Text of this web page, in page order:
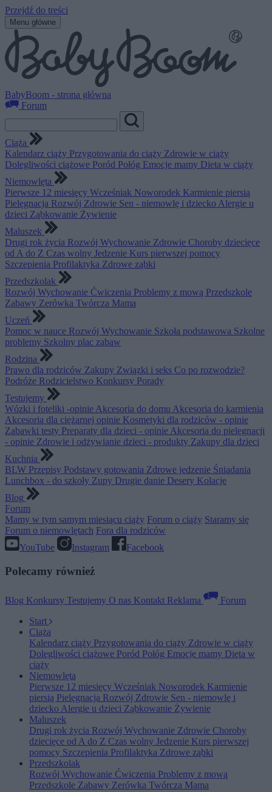
Przejdź do treści
Menu główne
BabyBoom - strona główna
Forum
Ciąża
Kalendarz ciąży Przygotowania do ciąży Zdrowie w ciąży
Dolegliwości ciążowe Poród Połóg Emocje mamy Dieta w ciąży
Niemowlęta
Pierwsze 12 miesięcy Wcześniak Noworodek Karmienie piersią
Pielęgnacja Rozwój Zdrowie Sen - niemowlę i dziecko Alergie u
dzieci Ząbkowanie Żywienie
Maluszek
Drugi rok życia Rozwój Wychowanie Zdrowie Choroby dziecięce
od A do Z Czas wolny Jedzenie Kurs pierwszej pomocy
Szczepienia Profilaktyka Zdrowe ząbki
Przedszkolak
Rozwój Wychowanie Ćwiczenia Problemy z mową Przedszkole
Zabawy Zerówka Twórcza Mama
Uczeń
Pomoc w nauce Rozwój Wychowanie Szkoła podstawowa Szkolne
problemy Szkolny plac zabaw
Rodzina
Prawo dla rodziców Zakupy Związki i seks Co po rozwodzie?
Podróże Rodzicielstwo Konkursy Porady
Testujemy
Wózki i foteliki -opinie Akcesoria do domu Akcesoria do karmienia
Akcesoria dla ciężarnej opinie Kosmetyki dla rodziców - opinie
Zabawki testy Preparaty dla dzieci - opinie Akcesoria do pielęgnacji
- opinie Zdrowie i odżywianie dzieci - produkty Zakupy dla dzieci
Kuchnia
BLW Przepisy Podstawy gotowania Zdrowe jedzenie Śniadania
Lunchbox - do szkoły Zupy Drugie danie Desery Kolacje
Blog
Forum
Mamy w tym samym miesiącu ciąży Forum o ciąży Staramy się
Forum o niemowlętach Fora dla rodziców
YouTube
Instagram Facebook
Polecamy również
Blog Konkursy Testujemy O nas Kontakt Reklama
Forum
Start
Ciąża
Kalendarz ciąży Przygotowania do ciąży Zdrowie w ciąży
Dolegliwości ciążowe Poród Połóg Emocje mamy Dieta w
ciąży
Niemowlęta
Pierwsze 12 miesięcy Wcześniak Noworodek Karmienie
piersią Pielęgnacja Rozwój Zdrowie Sen - niemowlę i
dziecko Alergie u dzieci Ząbkowanie Żywienie
Maluszek
Drugi rok życia Rozwój Wychowanie Zdrowie Choroby
dziecięce od A do Z Czas wolny Jedzenie Kurs pierwszej
pomocy Szczepienia Profilaktyka Zdrowe ząbki
Przedszkolak
Rozwój Wychowanie Ćwiczenia Problemy z mową
Przedszkole Zabawy Zerówka Twórcza Mama